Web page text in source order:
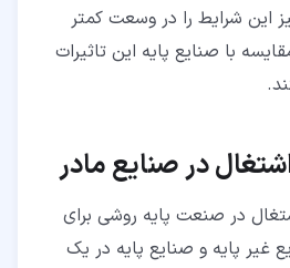
این شرایط را در وسعت کمتر
با صنایع پایه این تاثیرات
در صنایع مادر
در صنعت پایه روشی برای
غیر پایه و صنایع پایه در یک